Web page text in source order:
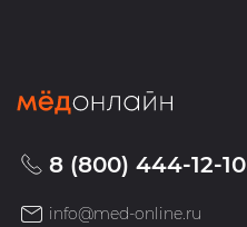
8 (800) 444-12-10
info@med-online.ru